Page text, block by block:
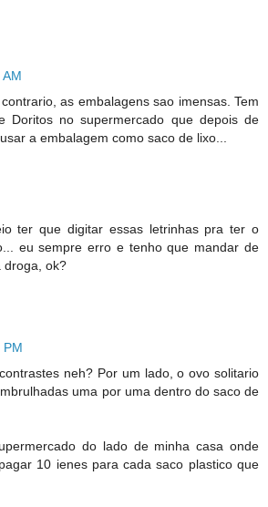
as embalagens sao imensas. Tem
Doritos no supermercado que depois de
a embalagem como saco de lixo...
ter que digitar essas letrinhas pra ter o
eu sempre erro e tenho que mandar de
droga, ok?
PM
neh? Por um lado, o ovo solitario
uma por uma dentro do saco de
do lado de minha casa onde
10 ienes para cada saco plastico que